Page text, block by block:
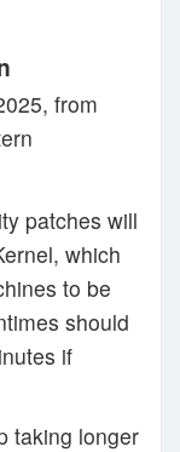
from
patches will
which
to be
should
if
taking longer